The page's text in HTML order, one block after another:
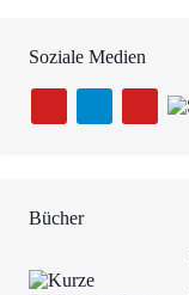
Soziale Medien
Bücher